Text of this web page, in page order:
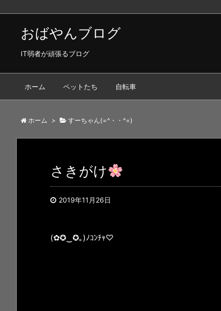
おばやんブログ
IT弱者が頑張るブログ
ホーム ペットたち 自転車
ホーム > すーちゃん(=^・・^=)
さきがけ
2019年11月26日
(✿✪‿✪｡)ﾉｺﾝﾁｬ♡